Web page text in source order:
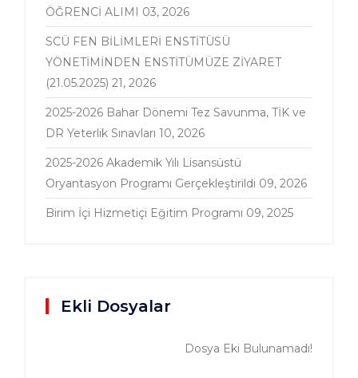
ÖĞRENCİ ALIMI 03, 2026
SCÜ FEN BİLİMLERİ ENSTİTÜSÜ
YÖNETİMİNDEN ENSTİTÜMÜZE ZİYARET
(21.05.2025) 21, 2026
2025-2026 Bahar Dönemi Tez Savunma, TİK ve
DR Yeterlik Sınavları 10, 2026
2025-2026 Akademik Yılı Lisansüstü
Oryantasyon Programı Gerçekleştirildi 09, 2026
Birim İçi Hizmetiçi Eğitim Programı 09, 2025
Ekli Dosyalar
Dosya Eki Bulunamadı!